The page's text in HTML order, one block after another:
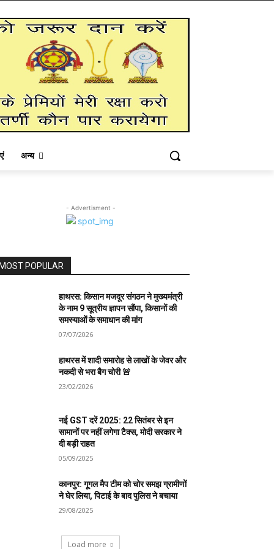
अन्य
- Advertisment -
MOST POPULAR
हाथरस: किसान मजदूर संगठन ने मुख्यमंत्री
के नाम 9 सूत्रीय ज्ञापन सौंपा, किसानों की
समस्याओं के समाधान की मांग
07/07/2026
हाथरस में शादी समारोह से लाखों के जेवर और
नकदी से भरा बैग चोरी 🚨
23/02/2026
नई GST दरें 2025: 22 सितंबर से इन
सामानों पर नहीं लगेगा टैक्स, मोदी सरकार ने
दी बड़ी राहत
05/09/2025
कानपुर: गूगल मैप टीम को चोर समझ ग्रामीणों
ने घेर लिया, पिटाई के बाद पुलिस ने बचाया
29/08/2025
Load more